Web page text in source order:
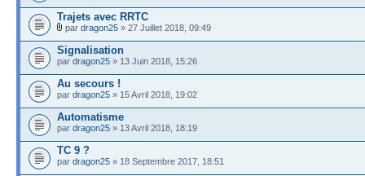
Trajets avec RRTC
par dragon25 » 27 Juillet 2018, 09:49
Signalisation
par dragon25 » 13 Juin 2018, 15:26
Au secours !
par dragon25 » 15 Avril 2018, 19:02
Automatisme
par dragon25 » 13 Avril 2018, 18:19
TC 9 ?
par dragon25 » 18 Septembre 2017, 18:51